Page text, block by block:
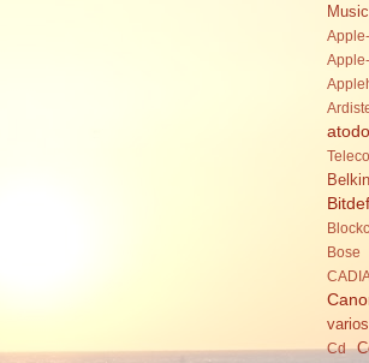
Belkin
Bose
varios
Cd